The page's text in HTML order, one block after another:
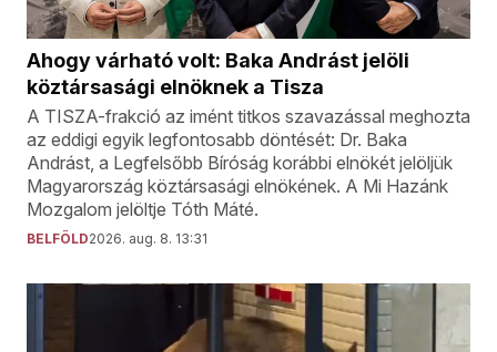
Ahogy várható volt: Baka Andrást jelöli
köztársasági elnöknek a Tisza
A TISZA-frakció az imént titkos szavazással meghozta
az eddigi egyik legfontosabb döntését: Dr. Baka
Andrást, a Legfelsőbb Bíróság korábbi elnökét jelöljük
Magyarország köztársasági elnökének. A Mi Hazánk
Mozgalom jelöltje Tóth Máté.
BELFÖLD2026. aug. 8. 13:31